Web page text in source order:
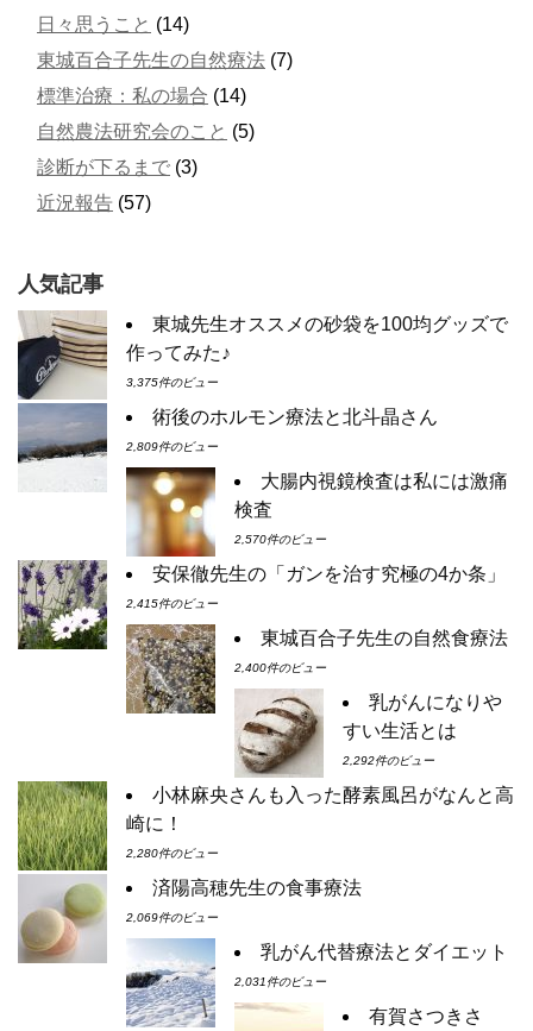
日々思うこと (14)
東城百合子先生の自然療法 (7)
標準治療：私の場合 (14)
自然農法研究会のこと (5)
診断が下るまで (3)
近況報告 (57)
人気記事
東城先生オススメの砂袋を100均グッズで
作ってみた♪
3,375件のビュー
術後のホルモン療法と北斗晶さん
2,809件のビュー
大腸内視鏡検査は私には激痛
検査
2,570件のビュー
安保徹先生の「ガンを治す究極の4か条」
2,415件のビュー
東城百合子先生の自然食療法
2,400件のビュー
乳がんになりや
すい生活とは
2,292件のビュー
小林麻央さんも入った酵素風呂がなんと高
崎に！
2,280件のビュー
済陽高穂先生の食事療法
2,069件のビュー
乳がん代替療法とダイエット
2,031件のビュー
有賀さつきさ